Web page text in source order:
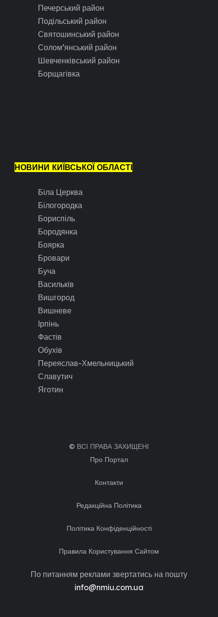
Печерський район
Подільський район
Святошинський район
Солом’янський район
Шевченківський район
Борщагівка
НОВИНИ КИЇВСЬКОЇ ОБЛАСТІ
Біла Церква
Білогородка
Бориспіль
Бородянка
Боярка
Бровари
Буча
Васильків
Вишгород
Вишневе
Ірпінь
Фастів
Обухів
Переяслав-Хмельницький
Славутич
Яготин
© ВСІ ПРАВА ЗАХИЩЕНІ
Про Портал
Контакти
Редакційна Політика
Політика Конфіденційності
Правила Користування Сайтом
По питанням реклами звертатись на пошту
info@nmiu.com.ua